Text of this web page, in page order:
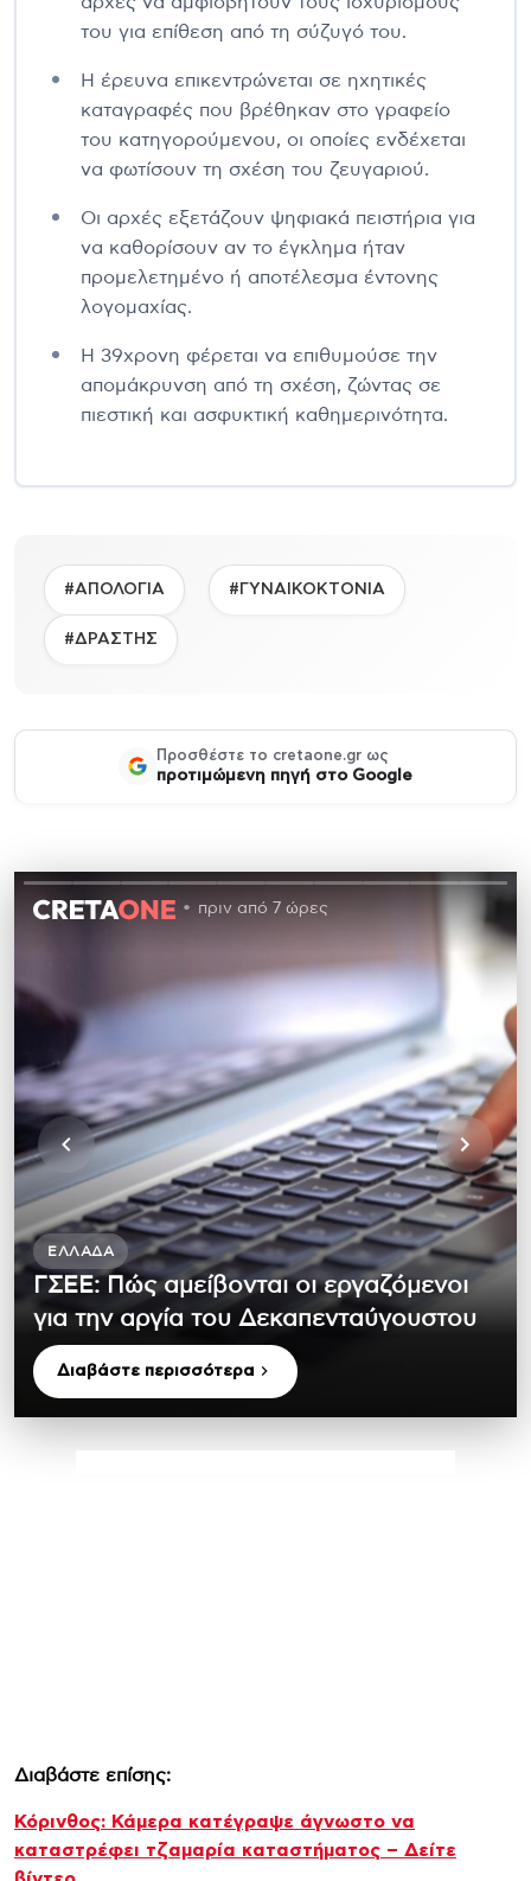
του για επίθεση από τη σύζυγό του.
Η έρευνα επικεντρώνεται σε ηχητικές
καταγραφές που βρέθηκαν στο γραφείο
του κατηγορούμενου, οι οποίες ενδέχεται
να φωτίσουν τη σχέση του ζευγαριού.
Οι αρχές εξετάζουν ψηφιακά πειστήρια για
να καθορίσουν αν το έγκλημα ήταν
προμελετημένο ή αποτέλεσμα έντονης
λογομαχίας.
Η 39χρονη φέρεται να επιθυμούσε την
απομάκρυνση από τη σχέση, ζώντας σε
πιεστική και ασφυκτική καθημερινότητα.
#ΑΠΟΛΟΓΙΑ #ΓΥΝΑΙΚΟΚΤΟΝΙΑ
#ΔΡΑΣΤΗΣ
Προσθέστε το cretaone.gr ως
προτιμώμενη πηγή στο Google
πριν από 7 ώρες
ΕΛΛΆΔΑ
ΓΣΕΕ: Πώς αμείβονται οι εργαζόμενοι
για την αργία του Δεκαπενταύγουστου
Διαβάστε περισσότερα
Διαβάστε επίσης:
Κόρινθος: Κάμερα κατέγραψε άγνωστο να
καταστρέφει τζαμαρία καταστήματος – Δείτε